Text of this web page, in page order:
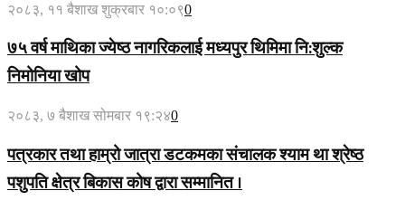
२०८३, ११ बैशाख शुक्रबार १०:०९0
७५ वर्ष माथिका ज्येष्ठ नागरिकलाई मध्यपुर थिमिमा नि:शुल्क
निमोनिया खोप
२०८३, ७ बैशाख सोमबार १९:२४0
पत्रकार तथा हाम्रो जात्रा डटकमका संचालक श्याम था श्रेष्ठ
पशुपति क्षेत्र बिकास कोष द्वारा सम्मानित ।